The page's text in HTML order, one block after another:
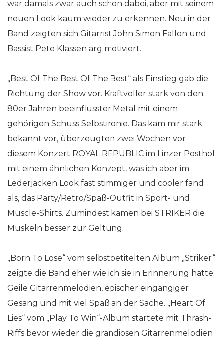
war damals zwar auch schon dabei, aber mit seinem
neuen Look kaum wieder zu erkennen. Neu in der
Band zeigten sich Gitarrist John Simon Fallon und
Bassist Pete Klassen arg motiviert.
„Best Of The Best Of The Best“ als Einstieg gab die
Richtung der Show vor. Kraftvoller stark von den
80er Jahren beeinflusster Metal mit einem
gehörigen Schuss Selbstironie. Das kam mir stark
bekannt vor, überzeugten zwei Wochen vor
diesem Konzert ROYAL REPUBLIC im Linzer Posthof
mit einem ähnlichen Konzept, was ich aber im
Lederjacken Look fast stimmiger und cooler fand
als, das Party/Retro/Spaß-Outfit in Sport- und
Muscle-Shirts. Zumindest kamen bei STRIKER die
Muskeln besser zur Geltung.
„Born To Lose“ vom selbstbetitelten Album „Striker“
zeigte die Band eher wie ich sie in Erinnerung hatte.
Geile Gitarrenmelodien, epischer eingängiger
Gesang und mit viel Spaß an der Sache. „Heart Of
Lies“ vom „Play To Win“-Album startete mit Thrash-
Riffs bevor wieder die grandiosen Gitarrenmelodien